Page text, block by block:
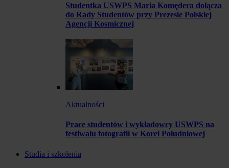
Studentka USWPS Maria Komędera dołącza
do Rady Studentów przy Prezesie Polskiej
Agencji Kosmicznej
Aktualności
Prace studentów i wykładowcy USWPS na
festiwalu fotografii w Korei Południowej
Studia i szkolenia